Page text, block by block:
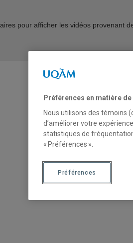
pour afficher les vidéos provenant
Préférences en matière
Nous utilisons des témoins
d’améliorer votre
statistiques de
« Préférences ».
Préférences